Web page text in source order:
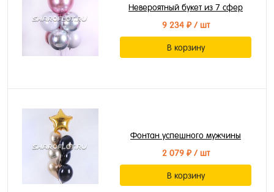
Невероятный букет из 7 сфер
9 234 ₽/ шт
В корзину
Фонтан успешного мужчины
2 079 ₽/ шт
В корзину